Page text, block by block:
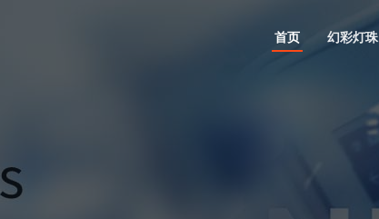
首页 幻彩灯珠